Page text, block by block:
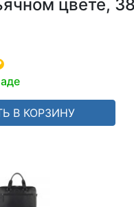
цвете,
В КОРЗИНУ